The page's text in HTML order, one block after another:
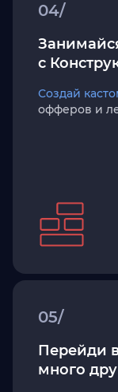
04/
с
Создай
офферов и
05/
Перейди
много